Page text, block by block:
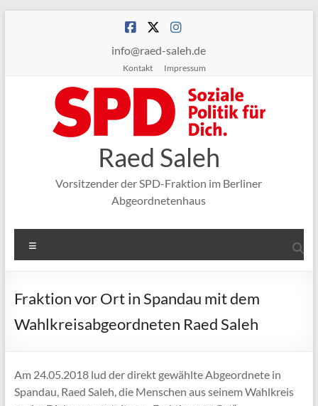
info@raed-saleh.de
Kontakt Impressum
Raed Saleh
Vorsitzender der SPD-Fraktion im Berliner
Abgeordnetenhaus
Fraktion vor Ort in Spandau mit dem
Wahlkreisabgeordneten Raed Saleh
Am 24.05.2018 lud der direkt gewählte Abgeordnete in
Spandau, Raed Saleh, die Menschen aus seinem Wahlkreis